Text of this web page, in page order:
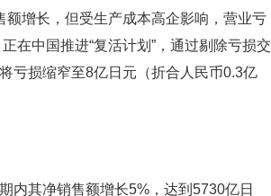
额增长，但受生产成本高企影响，营业亏
在中国推进“复活计划”，通过剔除亏损交
亏损缩窄至8亿日元（折合人民币0.3亿
内其净销售额增长5%，达到5730亿日